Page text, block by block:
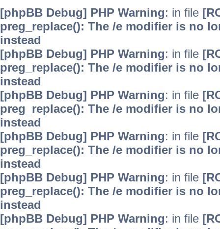
[phpBB Debug] PHP Warning: in file
preg_replace(): The /e modifier is no
instead
[phpBB Debug] PHP Warning: in file
preg_replace(): The /e modifier is no
instead
[phpBB Debug] PHP Warning: in file
preg_replace(): The /e modifier is no
instead
[phpBB Debug] PHP Warning: in file
preg_replace(): The /e modifier is no
instead
[phpBB Debug] PHP Warning: in file
preg_replace(): The /e modifier is no
instead
[phpBB Debug] PHP Warning: in file